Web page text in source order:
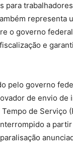
para
representa
o governo
e
pelo governo
de envio de
de Serviço
a partir